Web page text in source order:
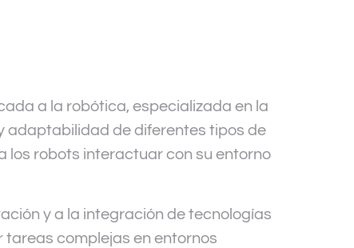
a la robótica, especializada en la
adaptabilidad de diferentes tipos de
los robots interactuar con su entorno
y a la integración de tecnologías
complejas en entornos